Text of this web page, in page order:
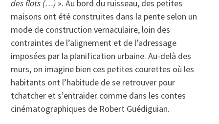
des flots (…) ». Au bord du ruisseau, des petites
maisons ont été construites dans la pente selon un
mode de construction vernaculaire, loin des
contraintes de l’alignement et de l’adressage
imposées par la planification urbaine. Au-delà des
murs, on imagine bien ces petites courettes où les
habitants ont l’habitude de se retrouver pour
tchatcher et s’entraider comme dans les contes
cinématographiques de Robert Guédiguian.